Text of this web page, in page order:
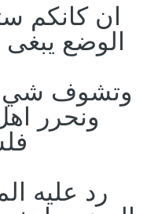
ان كانكم
الوضع يبغى
وتشوف شي
ونحرر
رد عليه